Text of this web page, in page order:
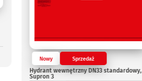
Nowy Sprzedaż
Hydrant wewnętrzny DN33 standardowy,
Supron 3